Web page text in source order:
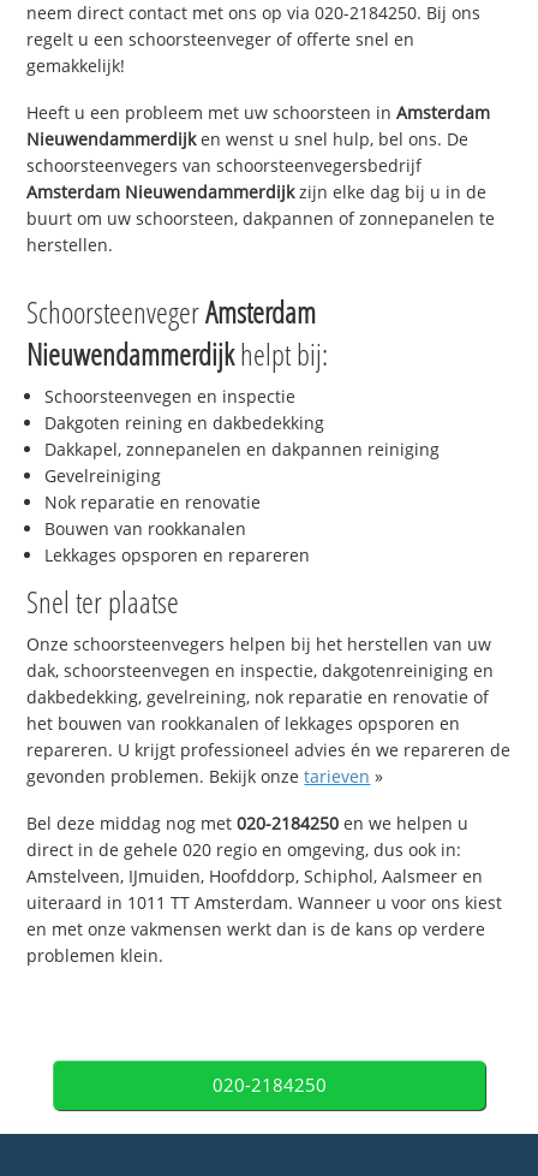
neem direct contact met ons op via 020-2184250. Bij ons
regelt u een schoorsteenveger of offerte snel en
gemakkelijk!
Heeft u een probleem met uw schoorsteen inAmsterdam
Nieuwendammerdijken wenst u snel hulp, bel ons. De
schoorsteenvegers van schoorsteenvegersbedrijf
Amsterdam Nieuwendammerdijkzijn elke dag bij u in de
buurt om uw schoorsteen, dakpannen of zonnepanelen te
herstellen.
SchoorsteenvegerAmsterdam
Nieuwendammerdijkhelpt bij:
Schoorsteenvegen en inspectie
Dakgoten reining en dakbedekking
Dakkapel, zonnepanelen en dakpannen reiniging
Gevelreiniging
Nok reparatie en renovatie
Bouwen van rookkanalen
Lekkages opsporen en repareren
Snel ter plaatse
Onze schoorsteenvegers helpen bij het herstellen van uw
dak, schoorsteenvegen en inspectie, dakgotenreiniging en
dakbedekking, gevelreining, nok reparatie en renovatie of
het bouwen van rookkanalen of lekkages opsporen en
repareren. U krijgt professioneel advies én we repareren de
gevonden problemen. Bekijk onzetarieven »
Bel deze middag nog met020-2184250 en we helpen u
direct in de gehele 020 regio en omgeving, dus ook in:
Amstelveen, IJmuiden, Hoofddorp, Schiphol, Aalsmeer en
uiteraard in 1011 TT Amsterdam. Wanneer u voor ons kiest
en met onze vakmensen werkt dan is de kans op verdere
problemen klein.
020-2184250